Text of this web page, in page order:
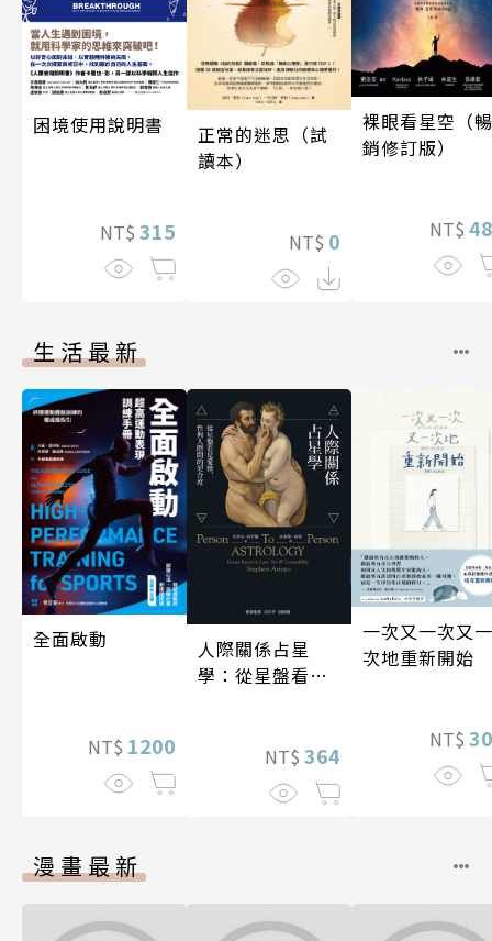
困境使用說明書
NT$ 315
正常的迷思（試
讀本）
NT$ 0
裸眼看星空（暢
銷修訂版）
NT$
生活最新
全面啟動
NT$ 1200
人際關係占星
學：從星盤看見
NT$ 364
一次又一次又一
次地重新開始
NT$
漫畫最新